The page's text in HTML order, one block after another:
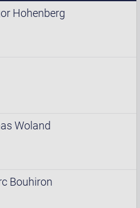
Hohenberg
Woland
Bouhiron